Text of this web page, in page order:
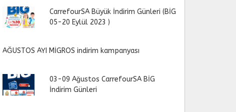
CarrefourSA Büyük İndirim Günleri (BİG
05-20 Eylül 2023 )
AĞUSTOS AYI MİGROS indirim kampanyası
03-09 Ağustos CarrefourSA BİG
İndirim Günleri